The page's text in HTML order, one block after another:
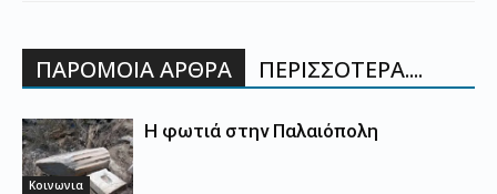
ΠΑΡΟΜΟΙΑ ΑΡΘΡΑ ΠΕΡΙΣΣΟΤΕΡΑ....
Κοινωνια
Η φωτιά στην Παλαιόπολη